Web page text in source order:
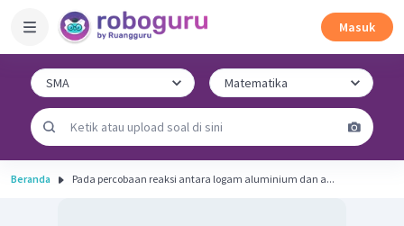
Masuk
Beranda Pada percobaan reaksi antara logam aluminium dan a...